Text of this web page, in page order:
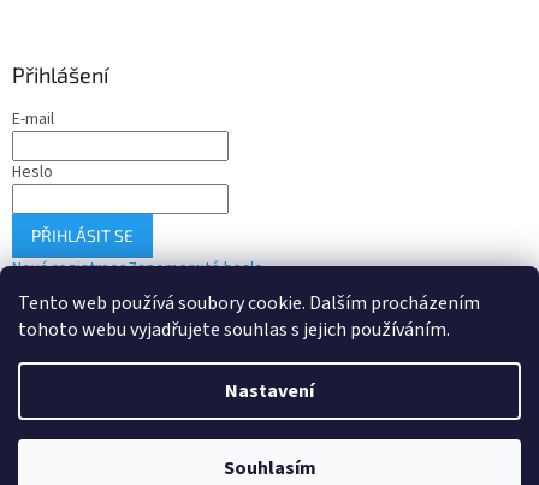
Tento web používá soubory cookie. Dalším procházením
tohoto webu vyjadřujete souhlas s jejich používáním.
Nastavení
Souhlasím
Přihlášení
E-mail
Heslo
PŘIHLÁSIT SE
Nová registraceZapomenuté heslo
Copyright 2026Drobné-elektro.cz. Všechna práva vyhrazena.
Upravit nastavení cookies